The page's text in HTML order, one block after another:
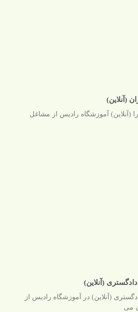
(آنلاین)
(آنلاین) آموزشگاه رادیس از مشاغل
(آنلاین)
(آنلاین) در آموزشگاه رادیس از
می